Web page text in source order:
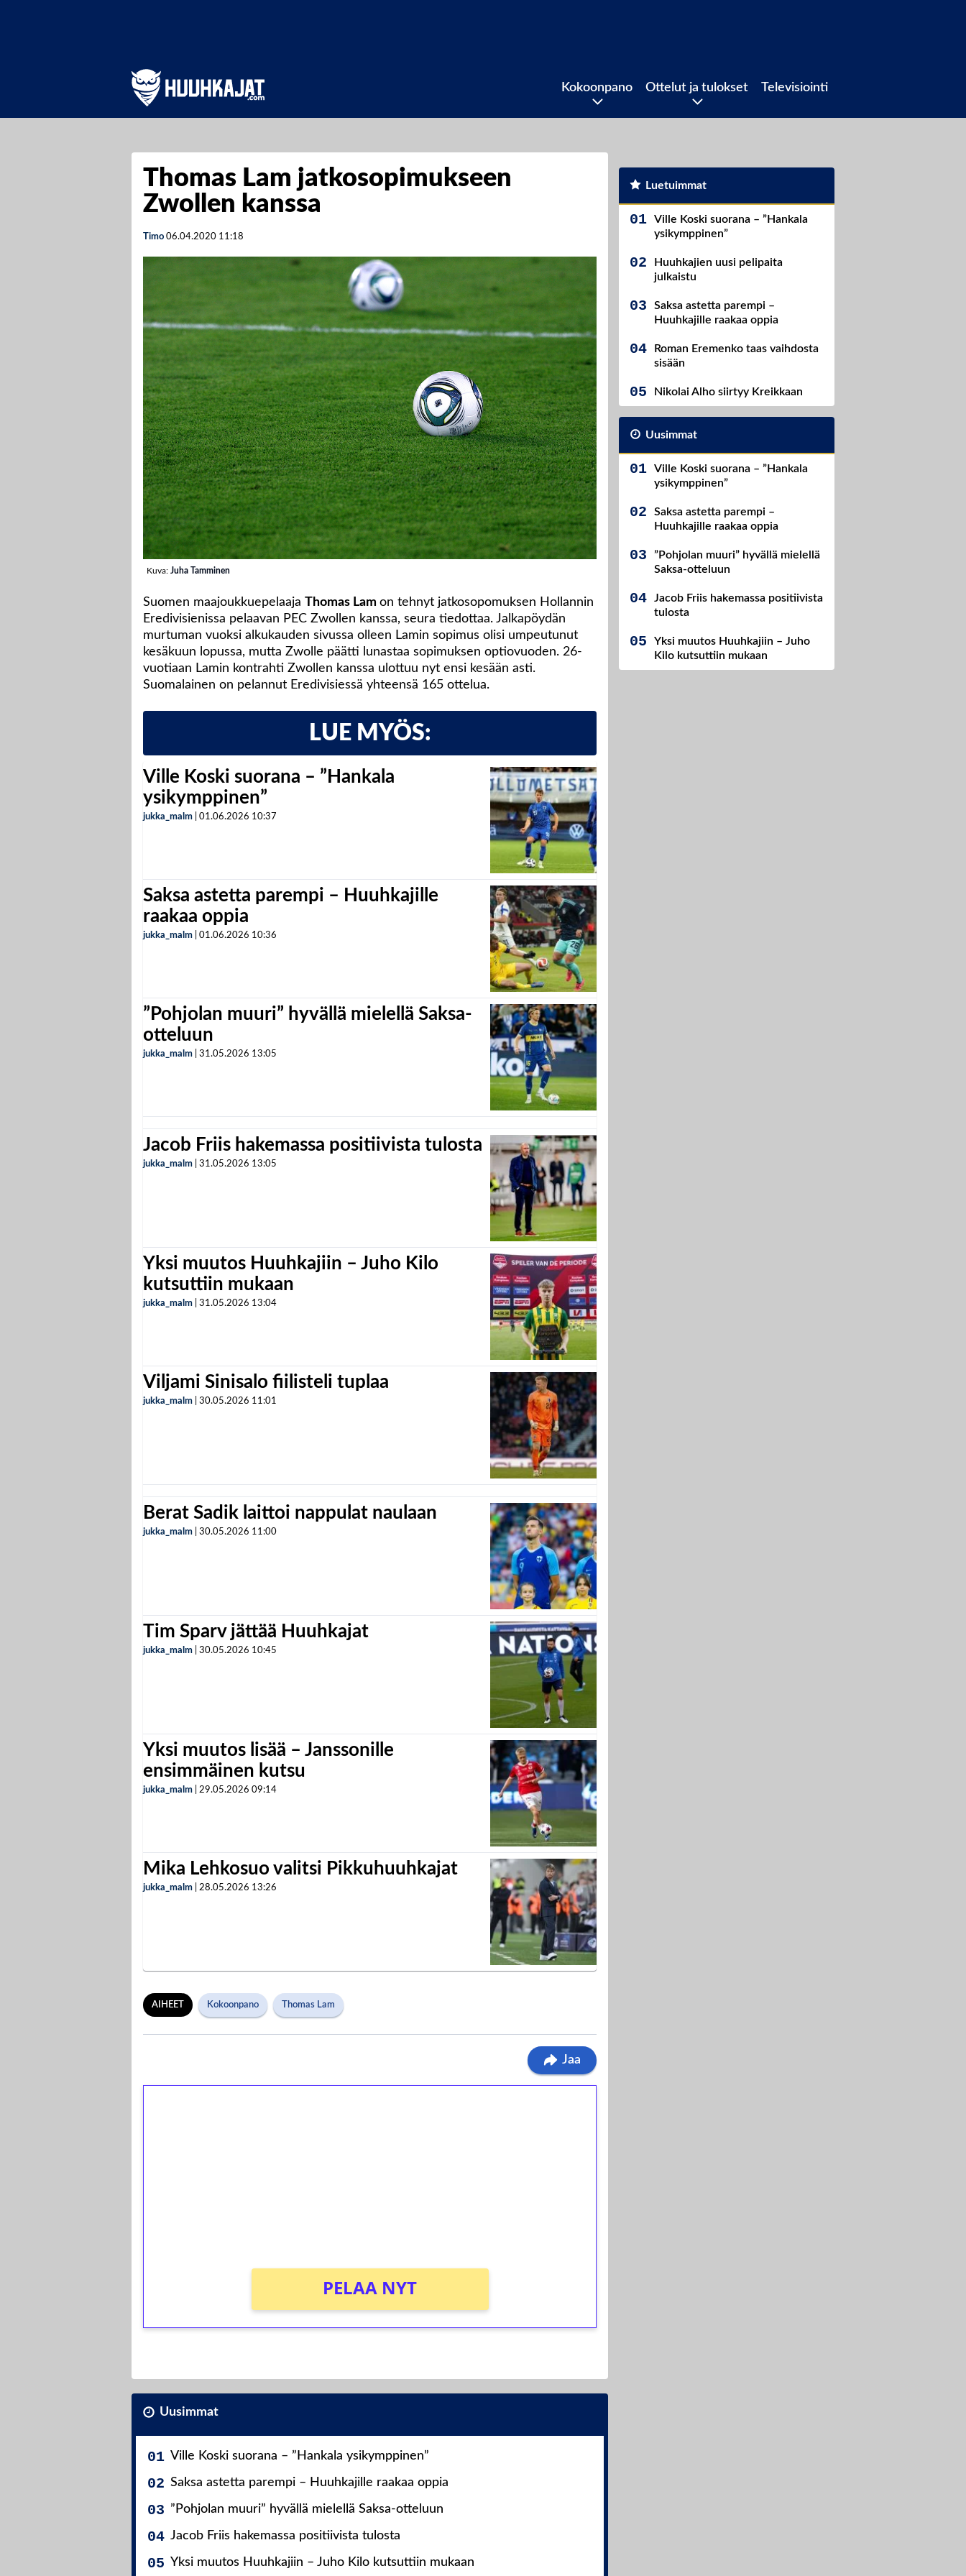
Kokoonpano Ottelut ja tulokset Televisiointi
Thomas Lam jatkosopimukseen
Zwollen kanssa
Timo 06.04.2020 11:18
Kuva: Juha Tamminen
Suomen maajoukkuepelaaja Thomas Lam on tehnyt jatkosopomuksen Hollannin
Eredivisienissa pelaavan PEC Zwollen kanssa, seura tiedottaa. Jalkapöydän
murtuman vuoksi alkukauden sivussa olleen Lamin sopimus olisi umpeutunut
kesäkuun lopussa, mutta Zwolle päätti lunastaa sopimuksen optiovuoden. 26-
vuotiaan Lamin kontrahti Zwollen kanssa ulottuu nyt ensi kesään asti.
Suomalainen on pelannut Eredivisiessä yhteensä 165 ottelua.
LUE MYÖS:
Ville Koski suorana – ”Hankala
ysikymppinen”
jukka_malm 01.06.2026 10:37
Saksa astetta parempi – Huuhkajille
raakaa oppia
jukka_malm 01.06.2026 10:36
”Pohjolan muuri” hyvällä mielellä Saksa-
otteluun
jukka_malm 31.05.2026 13:05
Jacob Friis hakemassa positiivista tulosta
jukka_malm 31.05.2026 13:05
Yksi muutos Huuhkajiin – Juho Kilo
kutsuttiin mukaan
jukka_malm 31.05.2026 13:04
Viljami Sinisalo fiilisteli tuplaa
jukka_malm 30.05.2026 11:01
Berat Sadik laittoi nappulat naulaan
jukka_malm 30.05.2026 11:00
Tim Sparv jättää Huuhkajat
jukka_malm 30.05.2026 10:45
Yksi muutos lisää – Janssonille
ensimmäinen kutsu
jukka_malm 29.05.2026 09:14
Mika Lehkosuo valitsi Pikkuhuuhkajat
jukka_malm 28.05.2026 13:26
AIHEET Kokoonpano Thomas Lam
Jaa
PELAA NYT
Uusimmat
Ville Koski suorana – ”Hankala ysikymppinen”
Saksa astetta parempi – Huuhkajille raakaa oppia
”Pohjolan muuri” hyvällä mielellä Saksa-otteluun
Jacob Friis hakemassa positiivista tulosta
Yksi muutos Huuhkajiin – Juho Kilo kutsuttiin mukaan
Luetuimmat
Ville Koski suorana – ”Hankala
ysikymppinen”
Huuhkajien uusi pelipaita
julkaistu
Saksa astetta parempi –
Huuhkajille raakaa oppia
Roman Eremenko taas vaihdosta
sisään
Nikolai Alho siirtyy Kreikkaan
Uusimmat
Ville Koski suorana – ”Hankala
ysikymppinen”
Saksa astetta parempi –
Huuhkajille raakaa oppia
”Pohjolan muuri” hyvällä mielellä
Saksa-otteluun
Jacob Friis hakemassa positiivista
tulosta
Yksi muutos Huuhkajiin – Juho
Kilo kutsuttiin mukaan